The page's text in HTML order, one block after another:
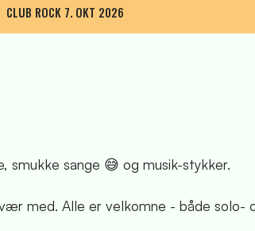
CLUB ROCK 7. OKT 2026
smukke sange 😅 og musik-stykker.
med. Alle er velkomne - både solo-